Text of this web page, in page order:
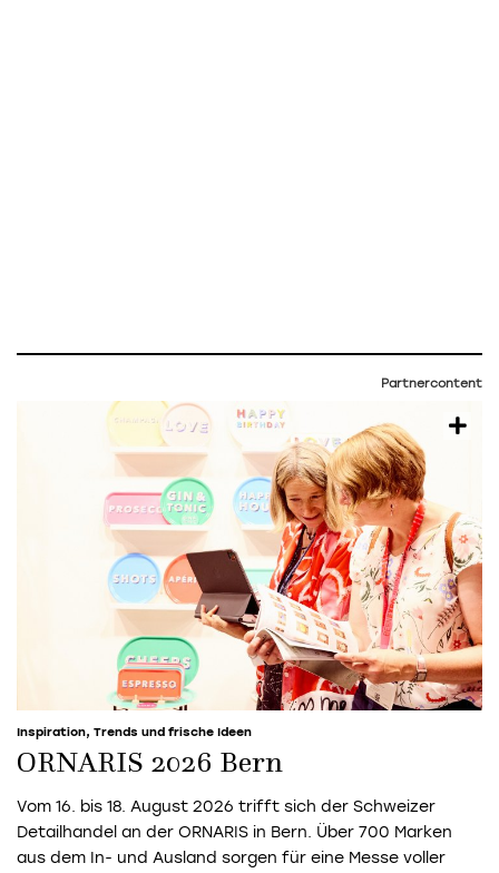
Partnercontent
Inspiration, Trends und frische Ideen
ORNARIS 2026 Bern
Vom 16. bis 18. August 2026 trifft sich der Schweizer
Detailhandel an der ORNARIS in Bern. Über 700 Marken
aus dem In- und Ausland sorgen für eine Messe voller